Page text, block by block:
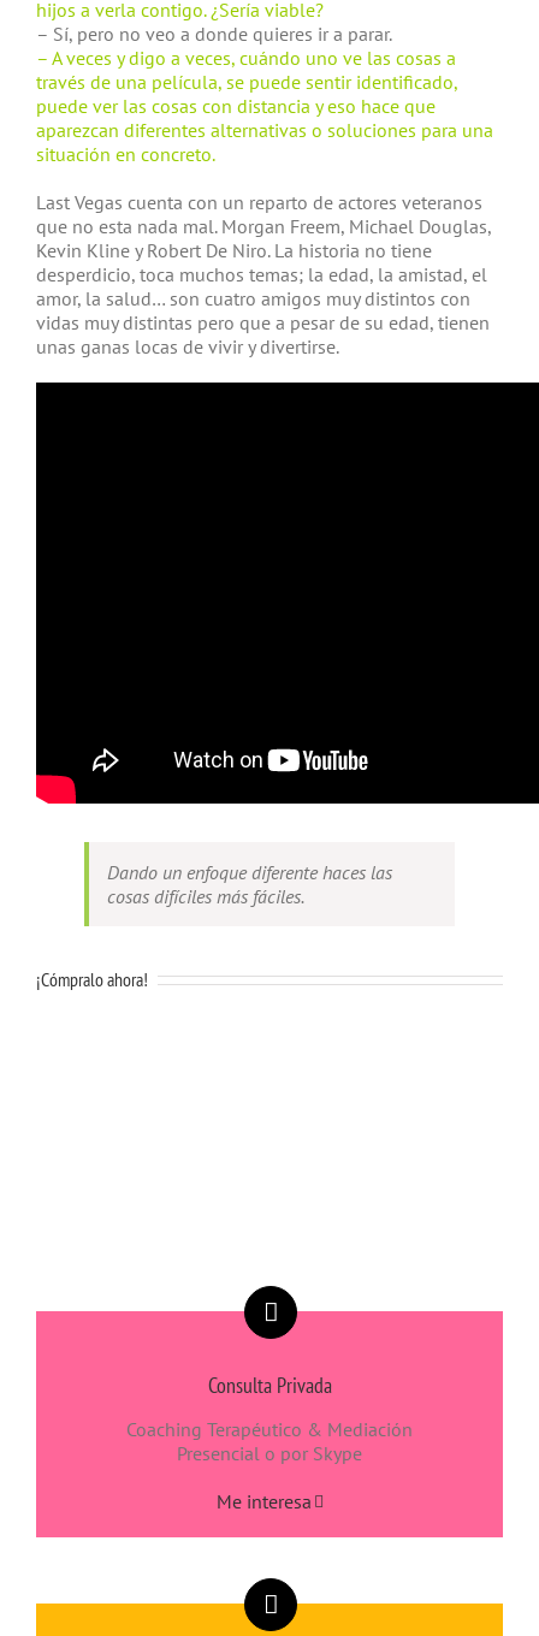
hijos a verla contigo. ¿Sería viable?
– Sí, pero no veo a donde quieres ir a parar.
– A veces y digo a veces, cuándo uno ve las cosas a
través de una película, se puede sentir identificado,
puede ver las cosas con distancia y eso hace que
aparezcan diferentes alternativas o soluciones para una
situación en concreto.
Last Vegas cuenta con un reparto de actores veteranos
que no esta nada mal. Morgan Freem, Michael Douglas,
Kevin Kline y Robert De Niro. La historia no tiene
desperdicio, toca muchos temas; la edad, la amistad, el
amor, la salud… son cuatro amigos muy distintos con
vidas muy distintas pero que a pesar de su edad, tienen
unas ganas locas de vivir y divertirse.
Dando un enfoque diferente haces las
cosas difíciles más fáciles.
¡Cómpralo ahora!
Consulta Privada
Coaching Terapéutico & Mediación
Presencial o por Skype
Me interesa